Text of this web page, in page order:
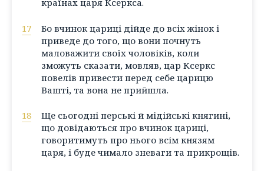
країнах царя Ксеркса.
17
Бо вчинок цариці дійде до всіх жінок і
приведе до того, що вони почнуть
маловажити своїх чоловіків, коли
зможуть сказати, мовляв, цар Ксеркс
повелів привести перед себе царицю
Вашті, та вона не прийшла.
18
Ще сьогодні перські й мідійські княгині,
що довідаються про вчинок цариці,
говоритимуть про нього всім князям
царя, і буде чимало зневаги та прикрощів.